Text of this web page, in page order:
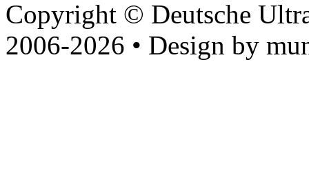
Copyright © Deutsche
2006-2026 • Design by